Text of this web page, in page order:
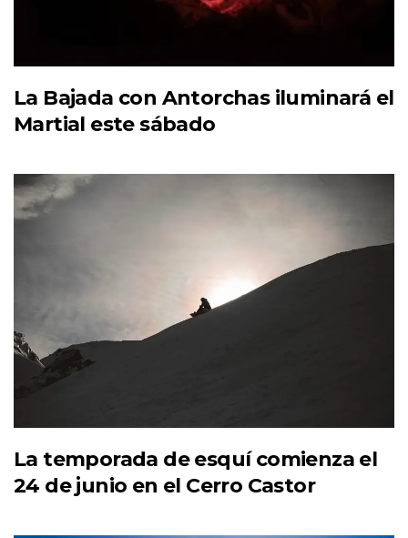
La Bajada con Antorchas iluminará el
Martial este sábado
La temporada de esquí comienza el
24 de junio en el Cerro Castor